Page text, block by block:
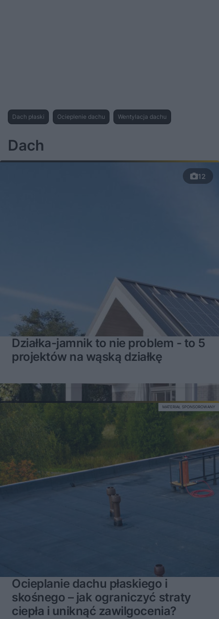
Dach płaski Ocieplenie dachu Wentylacja dachu
Dach
12
Działka-jamnik to nie problem - to 5
projektów na wąską działkę
Ocieplanie dachu płaskiego i
skośnego – jak ograniczyć straty
ciepła i uniknąć zawilgocenia?
MATERIAŁ SPONSOROWANY